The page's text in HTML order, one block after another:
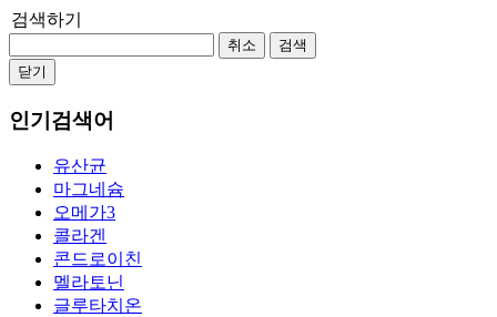
검색하기
취소
검색
닫기
인기검색어
유산균
마그네슘
오메가3
콜라겐
콘드로이친
멜라토닌
글루타치온